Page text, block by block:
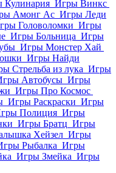
Кулинария Игры Винкс
Амонг Ас Игры Леди
Головоломки Игры
Игры Больница Игры
Игры Монстер Хай
Игры Найди
Стрельба из лука Игры
Автобусы Игры
Игры Про Космос
Игры Раскраски Игры
Полиция Игры
Игры Братц Игры
Хейзел Игры
Рыбалка Игры
Игры Змейка Игры